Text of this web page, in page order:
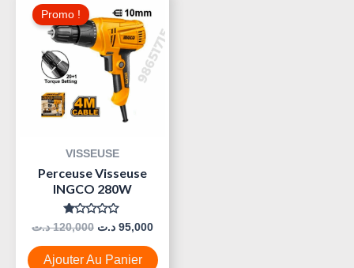
Promo !
VISSEUSE
Perceuse Visseuse
INGCO 280W
Note
0
Sur
5
120,000 د.ت
Prix
Initial
Était :
120,000 د.ت.
95,000 د.ت
Est :
Ajouter Au Panier